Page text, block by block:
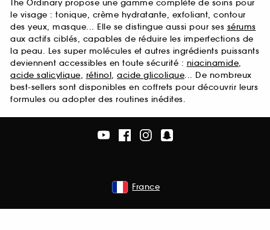
The Ordinary propose une gamme complète de soins pour
le visage : tonique, crème hydratante, exfoliant, contour
des yeux, masque... Elle se distingue aussi pour ses sérums
aux actifs ciblés, capables de réduire les imperfections de
la peau. Les super molécules et autres ingrédients puissants
deviennent accessibles en toute sécurité : niacinamide,
acide salicylique, rétinol, acide glicolique... De nombreux
best-sellers sont disponibles en coffrets pour découvrir leurs
formules ou adopter des routines inédites.
France